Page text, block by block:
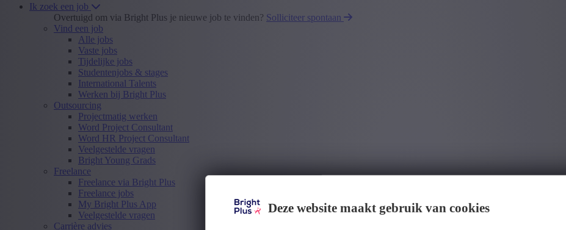
Deze website maakt gebruik van cookies
Ik zoek een job
Overtuigd om via Bright Plus je nieuwe job te vinden? Solliciteer spontaan
Vind een job
Alle jobs
Vaste jobs
Tijdelijke jobs
Studentenjobs & stages
International Talents
Werken bij Bright Plus
Outsourcing
Projectmatig werken
Word Project Consultant
Word HR Project Consultant
Veelgestelde vragen
Bright Young Grads
Freelance
Freelance via Bright Plus
Freelance jobs
My Bright Plus App
Veelgestelde vragen
Carrière advies